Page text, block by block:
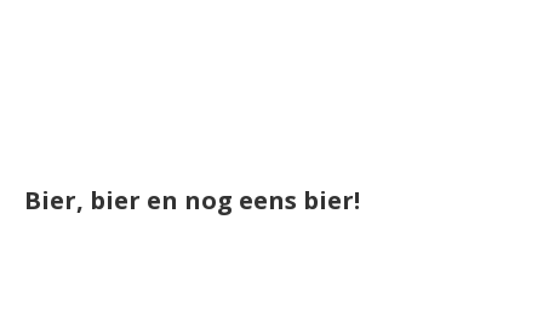
Bier, bier en nog eens bier!